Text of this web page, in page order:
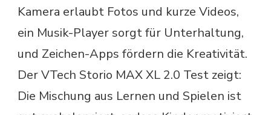
Kamera erlaubt Fotos und kurze Videos,
ein Musik-Player sorgt für Unterhaltung,
und Zeichen-Apps fördern die Kreativität.
Der VTech Storio MAX XL 2.0 Test zeigt:
Die Mischung aus Lernen und Spielen ist